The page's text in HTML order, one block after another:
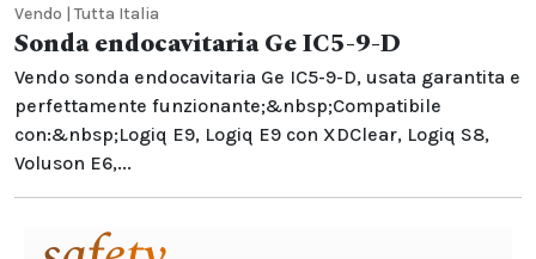
Vendo | Tutta Italia
Sonda endocavitaria Ge IC5-9-D
Vendo sonda endocavitaria Ge IC5-9-D, usata garantita e
perfettamente funzionante;&nbsp;Compatibile
con:&nbsp;Logiq E9, Logiq E9 con XDClear, Logiq S8,
Voluson E6,...